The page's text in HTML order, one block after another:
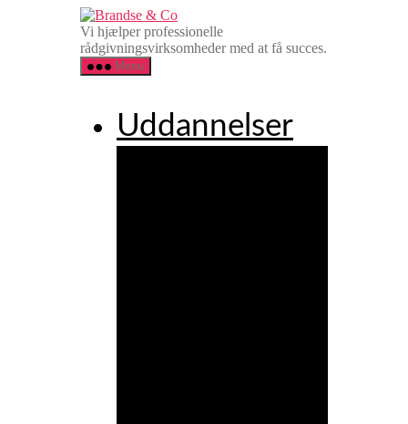
Brandse
&
Co
Vi hjælper professionelle
rådgivningsvirksomheder med at få succes.
Menu
Uddannelser